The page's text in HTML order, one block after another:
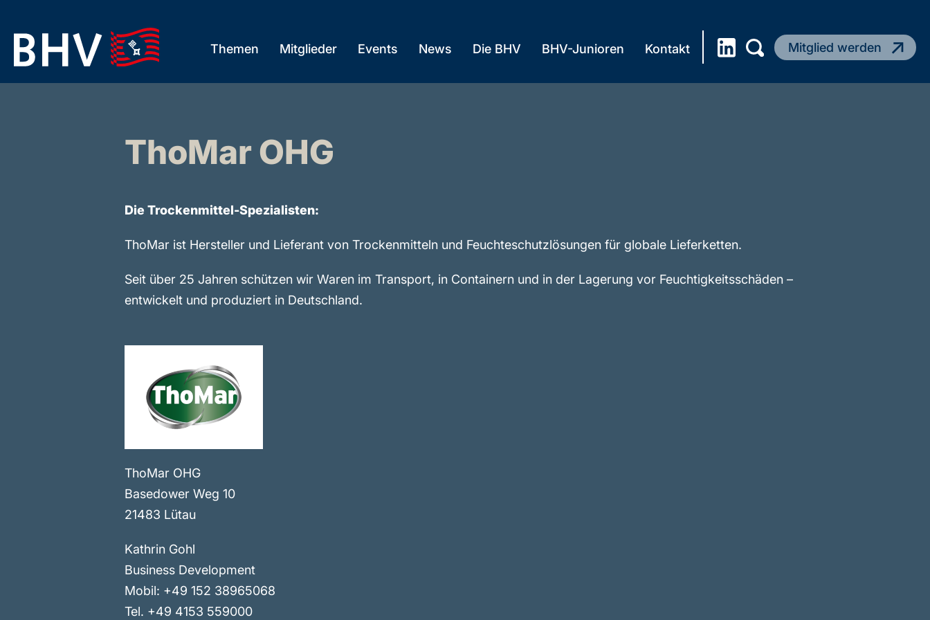
Themen Mitglieder Events News Die BHV BHV-Junioren Kontakt Mitglied werden
ThoMar OHG
Die Trockenmittel-Spezialisten:
ThoMar ist Hersteller und Lieferant von Trockenmitteln und Feuchteschutzlösungen für globale Lieferketten.
Seit über 25 Jahren schützen wir Waren im Transport, in Containern und in der Lagerung vor Feuchtigkeitsschäden –
entwickelt und produziert in Deutschland.
ThoMar OHG
Basedower Weg 10
21483 Lütau
Kathrin Gohl
Business Development
Mobil: +49 152 38965068
Tel. +49 4153 559000